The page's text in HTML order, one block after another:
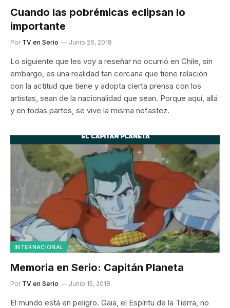
Cuando las pobrémicas eclipsan lo
importante
Por TV en Serio Junio 26, 2018
Lo siguiente que les voy a reseñar no ocurrió en Chile, sin
embargo, es una realidad tan cercana que tiene relación
con la actitud que tiene y adopta cierta prensa con los
artistas, sean de la nacionalidad que sean. Porque aquí, allá
y en todas partes, se vive la misma nefastez.
INTERNACIONAL
Memoria en Serio: Capitán Planeta
Por TV en Serio Junio 15, 2018
El mundo está en peligro. Gaia, el Espíritu de la Tierra, no